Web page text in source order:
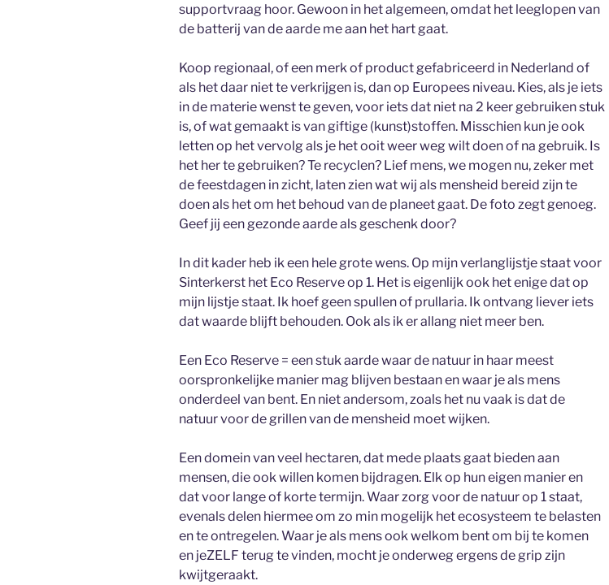
supportvraag hoor. Gewoon in het algemeen, omdat het leeglopen van
de batterij van de aarde me aan het hart gaat.
Koop regionaal, of een merk of product gefabriceerd in Nederland of
als het daar niet te verkrijgen is, dan op Europees niveau. Kies, als je iets
in de materie wenst te geven, voor iets dat niet na 2 keer gebruiken stuk
is, of wat gemaakt is van giftige (kunst)stoffen. Misschien kun je ook
letten op het vervolg als je het ooit weer weg wilt doen of na gebruik. Is
het her te gebruiken? Te recyclen? Lief mens, we mogen nu, zeker met
de feestdagen in zicht, laten zien wat wij als mensheid bereid zijn te
doen als het om het behoud van de planeet gaat. De foto zegt genoeg.
Geef jij een gezonde aarde als geschenk door?
In dit kader heb ik een hele grote wens. Op mijn verlanglijstje staat voor
Sinterkerst het Eco Reserve op 1. Het is eigenlijk ook het enige dat op
mijn lijstje staat. Ik hoef geen spullen of prullaria. Ik ontvang liever iets
dat waarde blijft behouden. Ook als ik er allang niet meer ben.
Een Eco Reserve = een stuk aarde waar de natuur in haar meest
oorspronkelijke manier mag blijven bestaan en waar je als mens
onderdeel van bent. En niet andersom, zoals het nu vaak is dat de
natuur voor de grillen van de mensheid moet wijken.
Een domein van veel hectaren, dat mede plaats gaat bieden aan
mensen, die ook willen komen bijdragen. Elk op hun eigen manier en
dat voor lange of korte termijn. Waar zorg voor de natuur op 1 staat,
evenals delen hiermee om zo min mogelijk het ecosysteem te belasten
en te ontregelen. Waar je als mens ook welkom bent om bij te komen
en jeZELF terug te vinden, mocht je onderweg ergens de grip zijn
kwijtgeraakt.